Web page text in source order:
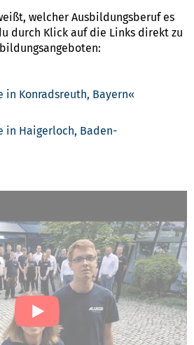
welcher Ausbildungsberuf es
durch Klick auf die Links direkt zu
in Konradsreuth, Bayern
in Haigerloch, Baden-